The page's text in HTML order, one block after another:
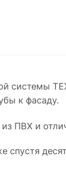
системы
к фасаду.
ПВХ и
спустя